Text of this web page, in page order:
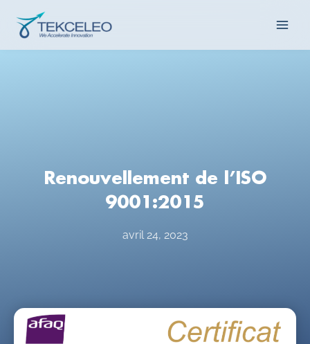
contenu
Renouvellement de l’ISO
9001:2015
avril 24, 2023